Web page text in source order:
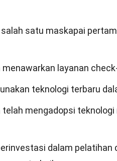
salah satu maskapai
menawarkan layanan
teknologi terbaru
telah mengadopsi
dalam pelatihan